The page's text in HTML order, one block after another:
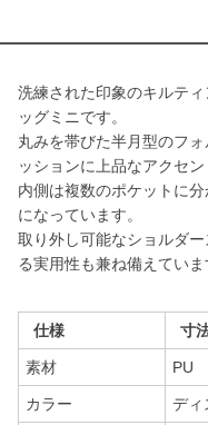
洗練された印象のキルテ
ッグミニです。
丸みを帯びた半月型のフ
ッションに上品なアクセン
内側は複数のポケットに
になっています。
取り外し可能なショルダ
る実用性も兼ね備えていま
仕様 寸
素材 PU
カラー ディ